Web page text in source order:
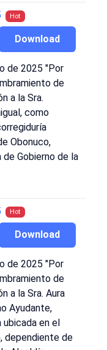
Hot
Download
de 2025 "Por
de
a la Sra.
como
Obonuco,
Gobierno de la
Hot
Download
de 2025 "Por
de
a la Sra. Aura
Ayudante,
ubicada en el
dependiente de